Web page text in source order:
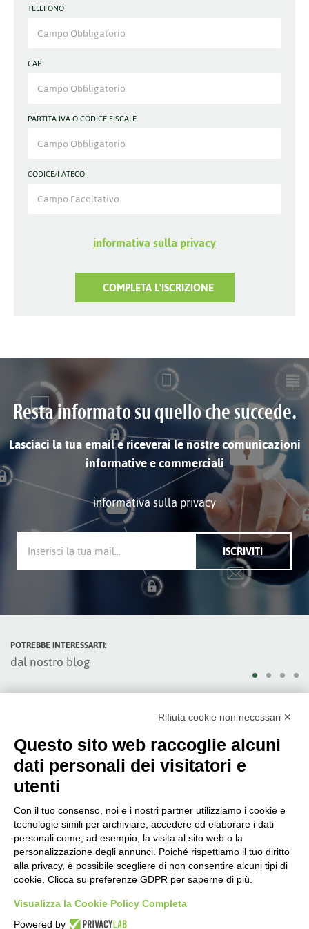
TELEFONO
CAP
PARTITA IVA O CODICE FISCALE
CODICE/I ATECO
informativa sulla privacy
COMPLETA L'ISCRIZIONE
Resta informato su quello che succede.
Lasciaci la tua email e riceverai le nostre comunicazioni
informative e commerciali
informativa sulla privacy
ISCRIVITI
POTREBBE INTERESSARTI:
dal nostro blog
CONSIGLI PRATICI06/08/2026
cavalleresco
LEGGI DI PIÙ
Società soggetta alla Direzione
e Coordinamento di Tinexta
S.p.A.
CORPORATE
Certificazioni
Informativa Sulla Privacy
Rifiuta cookie non necessari ✕
Questo sito web raccoglie alcuni
dati personali dei visitatori e
utenti
Con il tuo consenso, noi e i nostri partner utilizziamo i cookie e
tecnologie simili per archiviare, accedere ed elaborare i dati
personali come, ad esempio, la visita al sito web o la
personalizzazione degli annunci. Poiché rispettiamo il tuo diritto
alla privacy, è possibile scegliere di non consentire alcuni tipi di
cookie. Clicca su preferenze GDPR per saperne di più.
Visualizza la Cookie Policy Completa
Powered by